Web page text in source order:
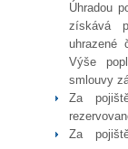
Úhradou
získává
uhrazené
Výše
smlouvy
Za
Za